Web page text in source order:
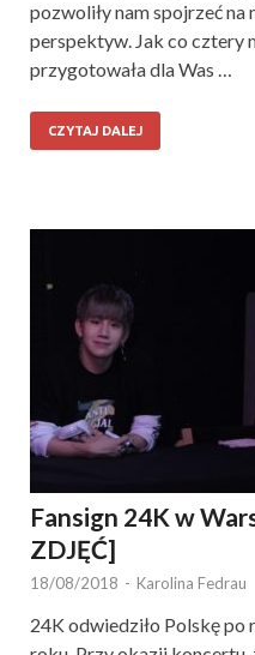
pozwoliły nam spojrzeć
perspektyw. Jak co cztery
przygotowała dla Was …
CZYTAJ DALEJ
Fansign 24K w
ZDJĘĆ]
18/08/2018 - Karolina Fedrau
24K odwiedziło Polskę